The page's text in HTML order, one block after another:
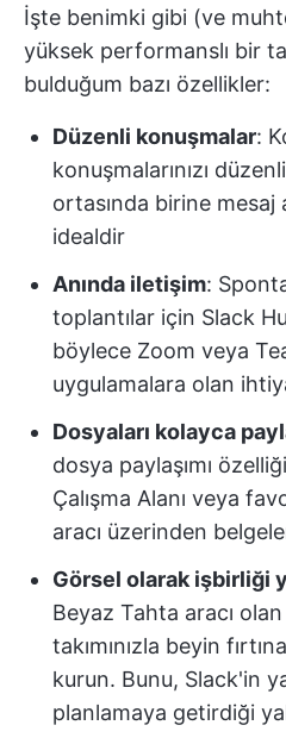
İşte benimki gibi (ve
yüksek performanslı bir
bulduğum bazı özellikler:
Düzenli konuşmalar:
konuşmalarınızı
ortasında birine
idealdir
Anında iletişim:
toplantılar için Slack
böylece Zoom veya
uygulamalara olan
Dosyaları kolayca
dosya paylaşımı
Çalışma Alanı veya
aracı üzerinden
Görsel olarak işbirliği
Beyaz Tahta aracı
takımınızla beyin
kurun. Bunu, Slack'in
planlamaya getirdiği